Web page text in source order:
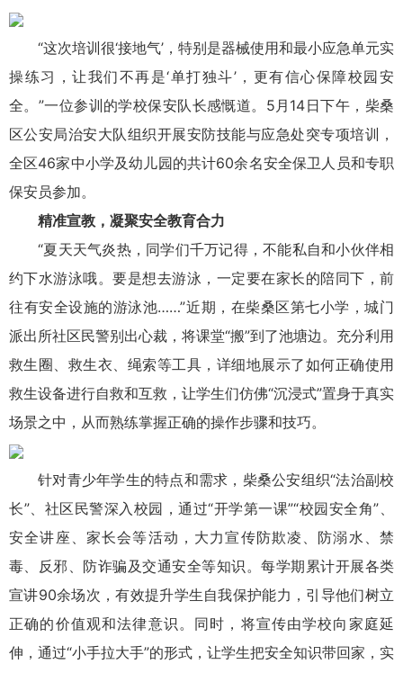
“这次培训很‘接地气’，特别是器械使用和最小应急单元实
操练习，让我们不再是‘单打独斗’，更有信心保障校园安
全。”一位参训的学校保安队长感慨道。5月14日下午，柴桑
区公安局治安大队组织开展安防技能与应急处突专项培训，
全区46家中小学及幼儿园的共计60余名安全保卫人员和专职
保安员参加。
精准宣教，凝聚安全教育合力
“夏天天气炎热，同学们千万记得，不能私自和小伙伴相
约下水游泳哦。要是想去游泳，一定要在家长的陪同下，前
往有安全设施的游泳池……”近期，在柴桑区第七小学，城门
派出所社区民警别出心裁，将课堂“搬”到了池塘边。充分利用
救生圈、救生衣、绳索等工具，详细地展示了如何正确使用
救生设备进行自救和互救，让学生们仿佛“沉浸式”置身于真实
场景之中，从而熟练掌握正确的操作步骤和技巧。
针对青少年学生的特点和需求，柴桑公安组织“法治副校
长”、社区民警深入校园，通过“开学第一课”“校园安全角”、
安全讲座、家长会等活动，大力宣传防欺凌、防溺水、禁
毒、反邪、防诈骗及交通安全等知识。每学期累计开展各类
宣讲90余场次，有效提升学生自我保护能力，引导他们树立
正确的价值观和法律意识。同时，将宣传由学校向家庭延
伸，通过“小手拉大手”的形式，让学生把安全知识带回家，实